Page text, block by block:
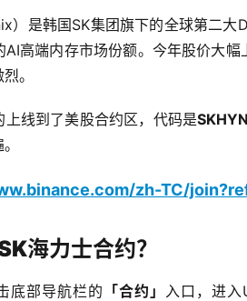
）是韩国SK集团旗下的全球第二
AI高端内存市场份额。今年股价大
。
上线到了美股合约区，代码是
zh-TC/
海力士合约？
底部导航栏的 「合约」 入口，进